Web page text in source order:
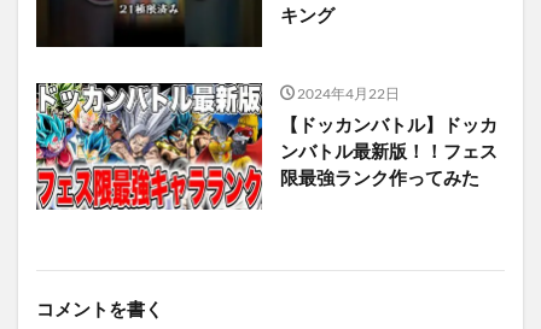
キング
2024年4月22日
【ドッカンバトル】ドッカ
ンバトル最新版！！フェス
限最強ランク作ってみた
コメントを書く